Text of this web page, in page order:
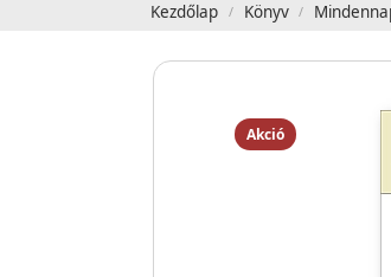
Kezdőlap / Könyv /
Akció